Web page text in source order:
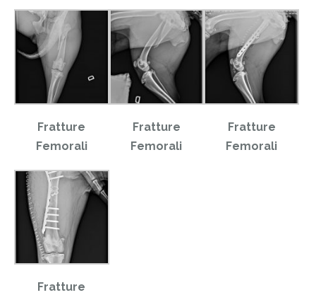
Fratture
Femorali
Fratture
Femorali
Fratture
Femorali
Fratture